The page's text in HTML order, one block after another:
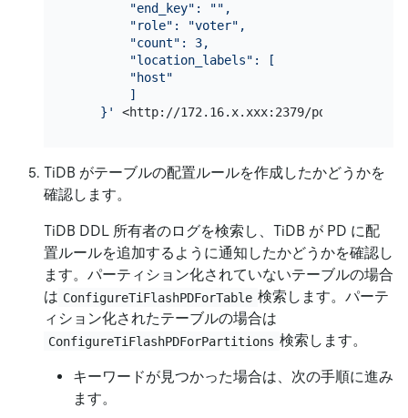
        "end_key": "",
        "role": "voter",
        "count": 3,
        "location_labels": [
        "host"
        ]
    }'
TiDB がテーブルの配置ルールを作成したかどうかを
確認します。
TiDB DDL 所有者のログを検索し、TiDB が PD に配
置ルールを追加するように通知したかどうかを確認し
ます。パーティション化されていないテーブルの場合
は ConfigureTiFlashPDForTable 検索します。パーテ
ィション化されたテーブルの場合は
ConfigureTiFlashPDForPartitions 検索します。
キーワードが見つかった場合は、次の手順に進み
ます。